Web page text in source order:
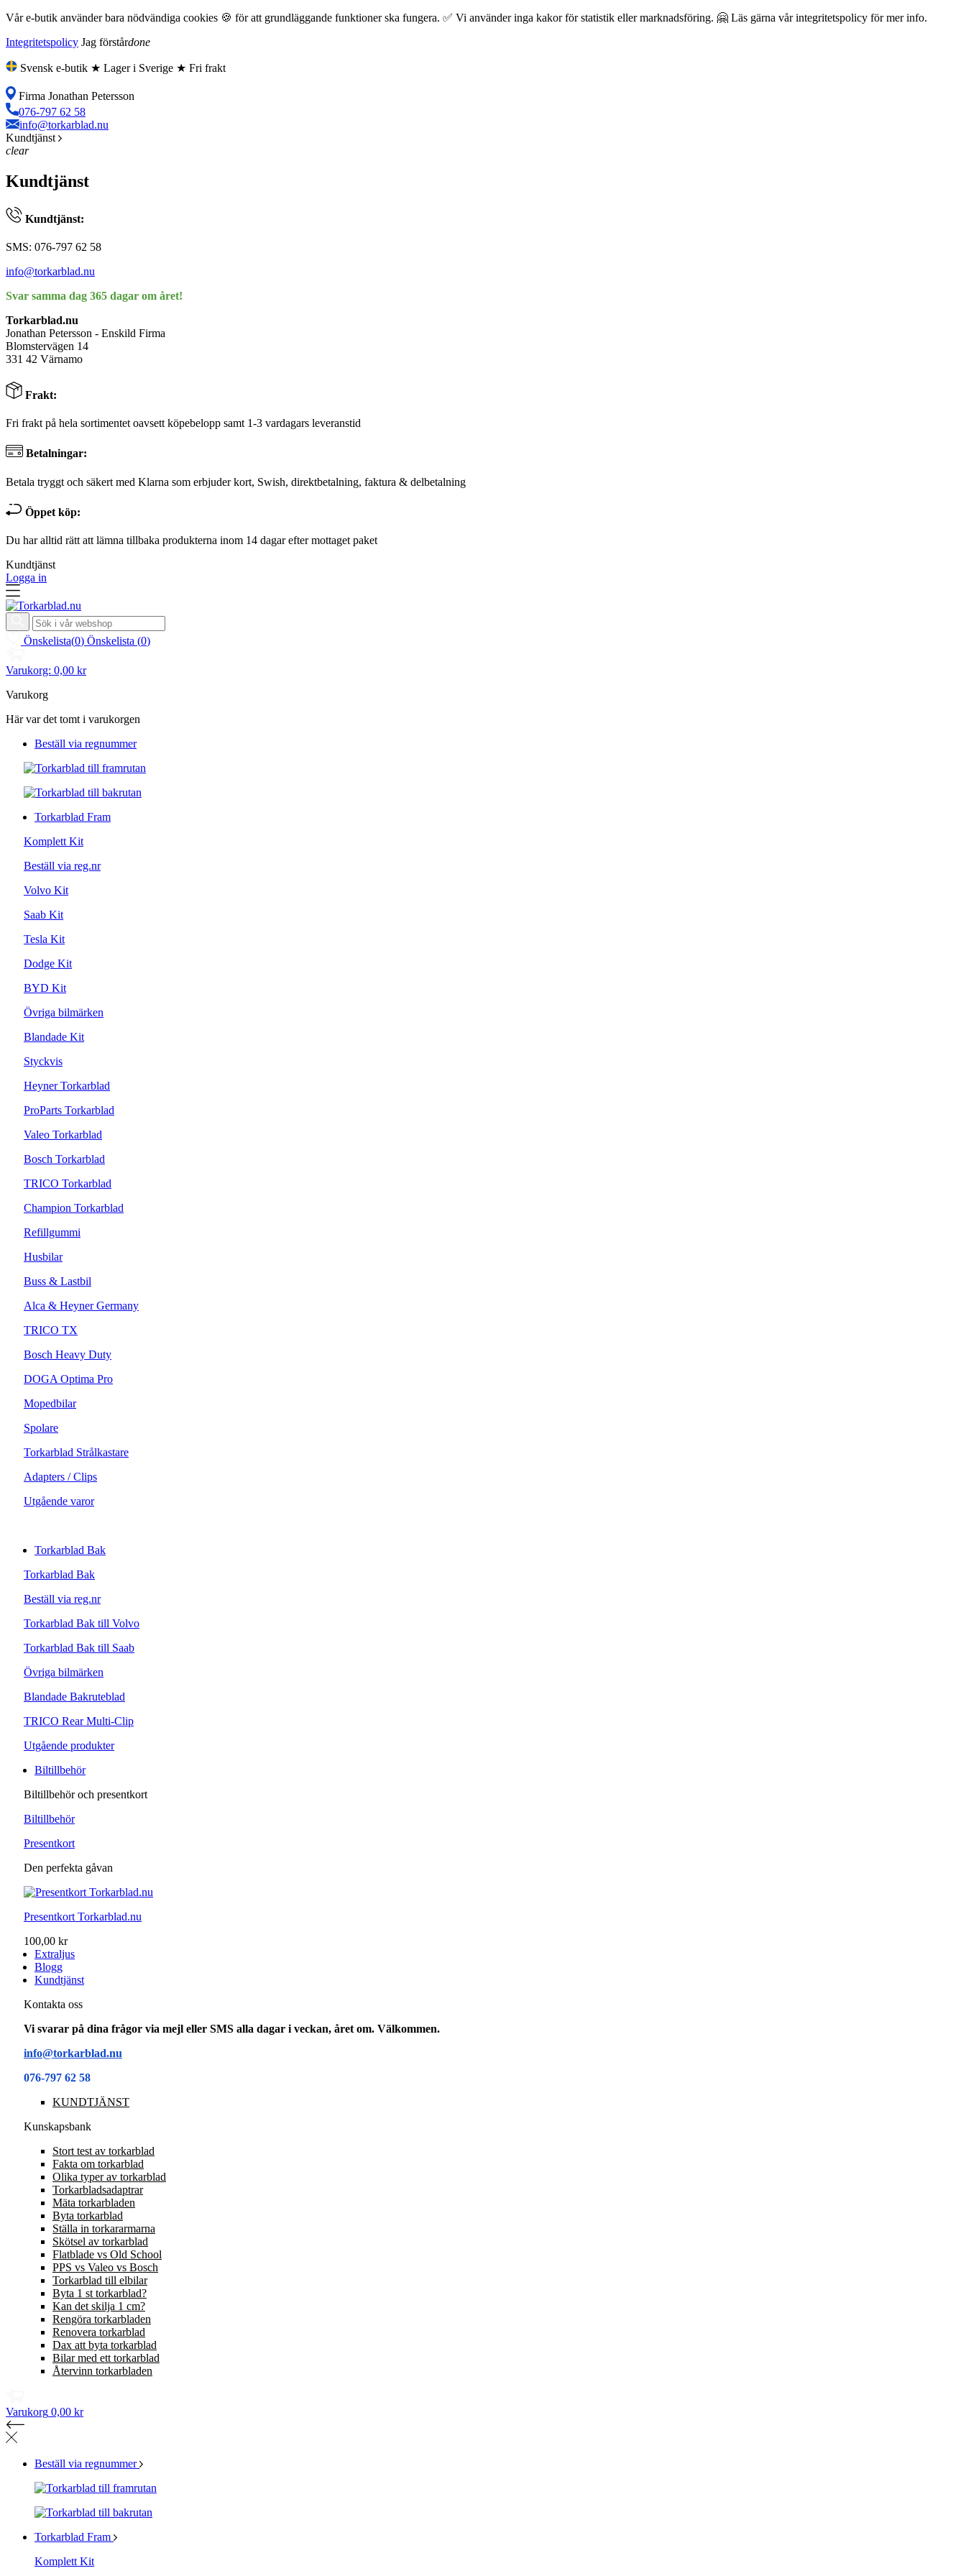
Vår e-butik använder bara nödvändiga cookies 🍪 för att grundläggande funktioner ska fungera. ✅ Vi använder inga kakor för statistik eller marknadsföring. 🤗 Läs gärna vår integritetspolicy för mer info.
Integritetspolicy Jag förstårdone
Svensk e-butik ★ Lager i Sverige ★ Fri frakt
Firma Jonathan Petersson
076-797 62 58
info@torkarblad.nu
Kundtjänst
clear
Kundtjänst
Kundtjänst:
SMS: 076-797 62 58
info@torkarblad.nu
Svar samma dag 365 dagar om året!
Torkarblad.nu
Jonathan Petersson - Enskild Firma
Blomstervägen 14
331 42 Värnamo
Frakt:
Fri frakt på hela sortimentet oavsett köpebelopp samt 1-3 vardagars leveranstid
Betalningar:
Betala tryggt och säkert med Klarna som erbjuder kort, Swish, direktbetalning, faktura & delbetalning
Öppet köp:
Du har alltid rätt att lämna tillbaka produkterna inom 14 dagar efter mottaget paket
Kundtjänst
Logga in
Önskelista(0) Önskelista (0)
Varukorg: 0,00 kr
Varukorg
Här var det tomt i varukorgen
Beställ via regnummer
Torkarblad Fram
Komplett Kit
Beställ via reg.nr
Volvo Kit
Saab Kit
Tesla Kit
Dodge Kit
BYD Kit
Övriga bilmärken
Blandade Kit
Styckvis
Heyner Torkarblad
ProParts Torkarblad
Valeo Torkarblad
Bosch Torkarblad
TRICO Torkarblad
Champion Torkarblad
Refillgummi
Husbilar
Buss & Lastbil
Alca & Heyner Germany
TRICO TX
Bosch Heavy Duty
DOGA Optima Pro
Mopedbilar
Spolare
Torkarblad Strålkastare
Adapters / Clips
Utgående varor
Torkarblad Bak
Torkarblad Bak
Beställ via reg.nr
Torkarblad Bak till Volvo
Torkarblad Bak till Saab
Övriga bilmärken
Blandade Bakruteblad
TRICO Rear Multi-Clip
Utgående produkter
Biltillbehör
Biltillbehör och presentkort
Biltillbehör
Presentkort
Den perfekta gåvan
Presentkort Torkarblad.nu
100,00 kr
Extraljus
Blogg
Kundtjänst
Kontakta oss
Vi svarar på dina frågor via mejl eller SMS alla dagar i veckan, året om. Välkommen.
info@torkarblad.nu
076-797 62 58
KUNDTJÄNST
Kunskapsbank
Stort test av torkarblad
Fakta om torkarblad
Olika typer av torkarblad
Torkarbladsadaptrar
Mäta torkarbladen
Byta torkarblad
Ställa in torkararmarna
Skötsel av torkarblad
Flatblade vs Old School
PPS vs Valeo vs Bosch
Torkarblad till elbilar
Byta 1 st torkarblad?
Kan det skilja 1 cm?
Rengöra torkarbladen
Renovera torkarblad
Dax att byta torkarblad
Bilar med ett torkarblad
Återvinn torkarbladen
Varukorg 0,00 kr
Beställ via regnummer
Torkarblad Fram
Komplett Kit